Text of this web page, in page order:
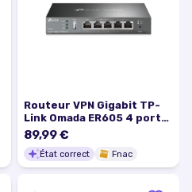
Routeur VPN Gigabit TP-
Link Omada ER605 4 ports
Ethernet USB 3.0 20
tunnels IPsec
89,99 €
État correct Fnac